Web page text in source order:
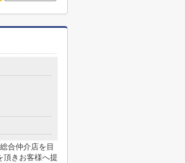
合仲介店を目
頂きお客様へ提